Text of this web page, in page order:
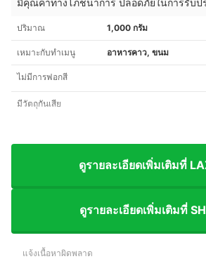
มีคุณค่าทางโภชนาการ ปลอดภัยในการรับป
ปริมาณ 1,000 กรัม
เหมาะกับทำเมนู อาหารคาว, ขนม
ไม่มีการฟอกสี
มีวัตถุกันเสีย
ดูรายละเอียดเพิ่มเติมที่
ดูรายละเอียดเพิ่มเติมที่
แจ้งเนื้อหาผิดพลาด